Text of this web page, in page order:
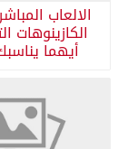
الالعاب
الكازينوهات
أيهما